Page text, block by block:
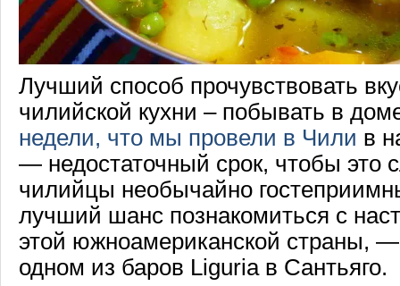
Лучший способ прочувствовать
чилийской кухни – побывать в
недели, что мы провели в Чили в
— недостаточный срок, чтобы это
чилийцы необычайно
лучший шанс познакомиться с
этой южноамериканской страны,
одном из баров Liguria в Сантьяго.